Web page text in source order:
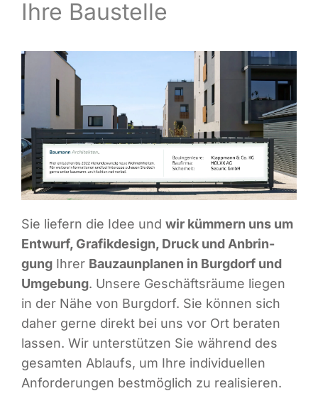
Infor­ma­ti­ves
Ihre Baustelle
Sie lie­fern die Idee und wir küm­mern uns um
Ent­wurf, Gra­fik­de­sign, Druck und Anbrin­
gungIhrer Bau­zaun­pla­nen in Burg­dorf und
Umge­bung. Unse­re Geschäfts­räu­me lie­gen
in der Nähe von Burg­dorf. Sie kön­nen sich
daher ger­ne direkt bei uns vor Ort bera­ten
las­sen. Wir unter­stüt­zen Sie wäh­rend des
gesam­ten Ablaufs, um Ihre indi­vi­du­el­len
Anfor­de­run­gen best­mög­lich zu realisieren.